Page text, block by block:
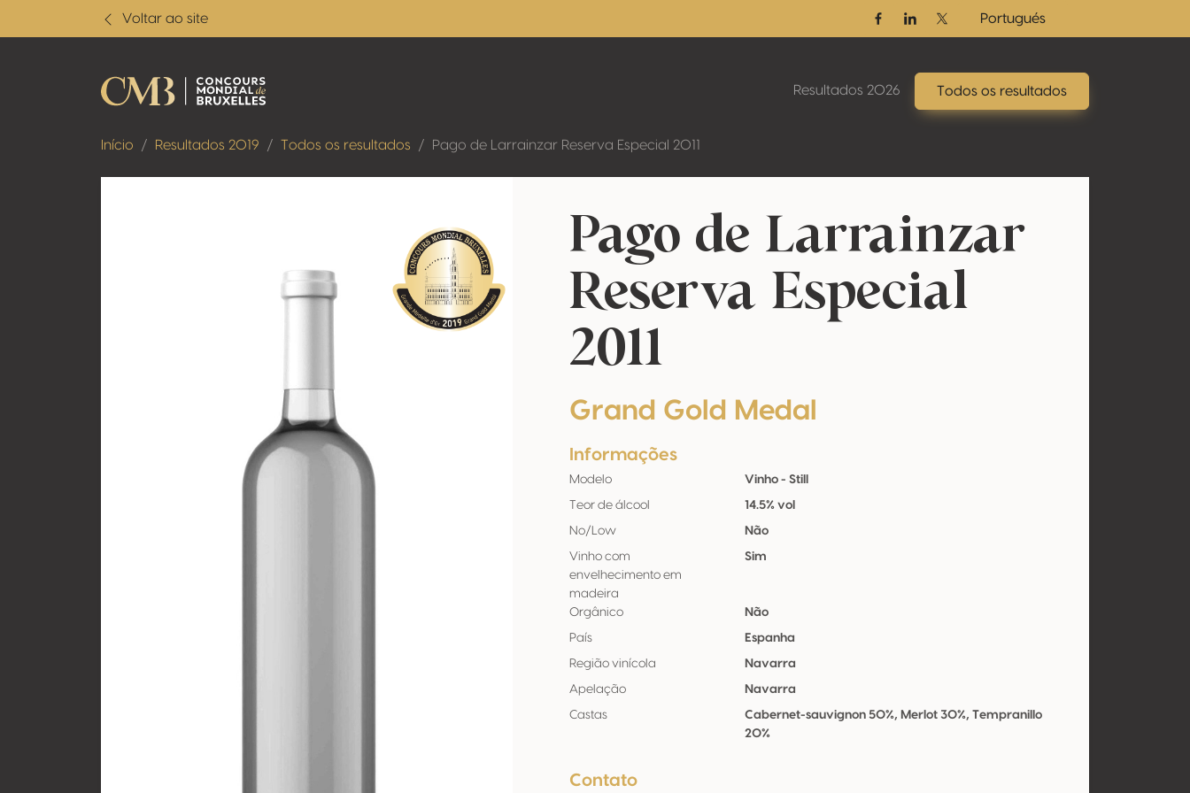
Voltar ao site
FacebookLinkedinTwitter / X
Portugués
Resultados 2026 Todos os resultados
Início Resultados 2019 Todos os resultados Pago de Larrainzar Reserva Especial 2011
Pago de Larrainzar
Reserva Especial
2011
Grand Gold Medal
Informações
Modelo Vinho - Still
Teor de álcool 14.5% vol
No/Low Não
Vinho com
envelhecimento em
madeira
Sim
Orgânico Não
País Espanha
Região vinícola Navarra
Apelação Navarra
Castas
Cabernet-sauvignon 50%, Merlot 30%, Tempranillo
20%
Contato